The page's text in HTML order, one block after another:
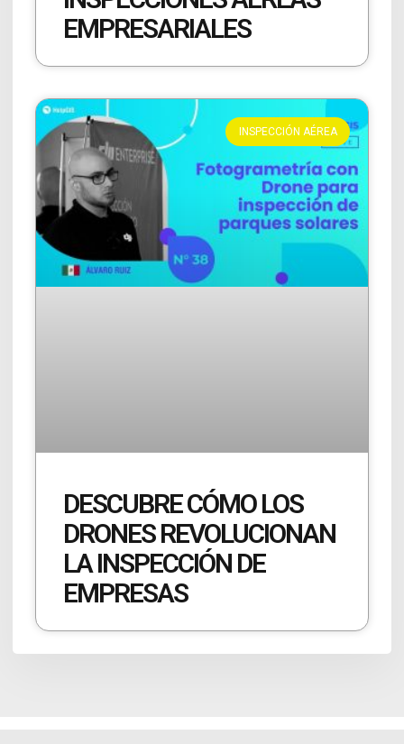
EMPRESARIALES
INSPECCIÓN AÉREA
DESCUBRE CÓMO LOS
DRONES REVOLUCIONAN
LA INSPECCIÓN DE
EMPRESAS